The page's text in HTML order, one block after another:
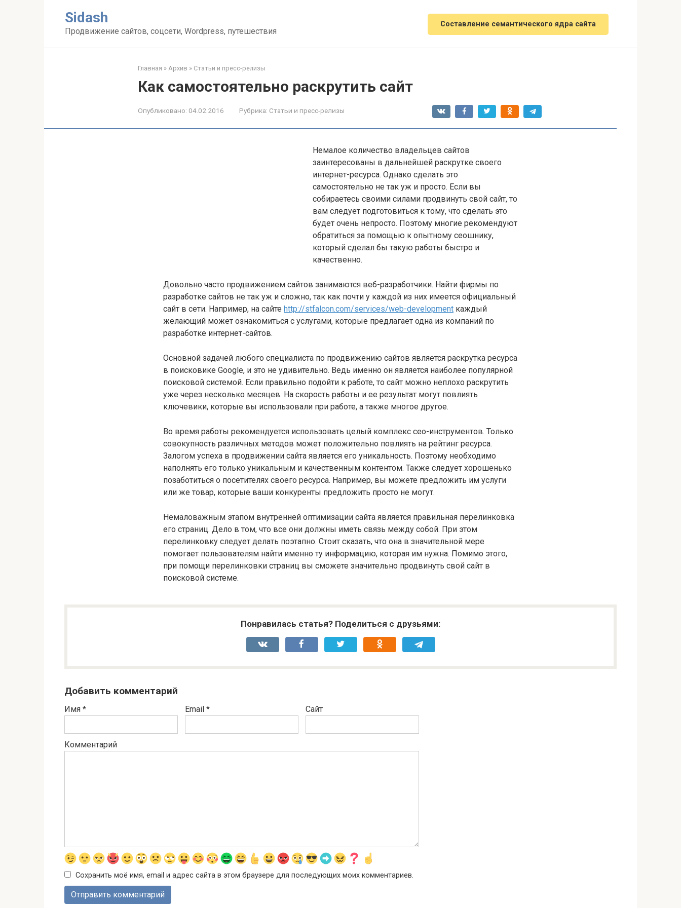
Sidash
Продвижение сайтов, соцсети, Wordpress, путешествия
Составление семантического ядра сайта
Главная » Архив » Статьи и пресс-релизы
Как самостоятельно раскрутить сайт
Опубликовано: 04.02.2016 Рубрика: Статьи и пресс-релизы
Немалое количество владельцев сайтов
заинтересованы в дальнейшей раскрутке своего
интернет-ресурса. Однако сделать это
самостоятельно не так уж и просто. Если вы
собираетесь своими силами продвинуть свой сайт, то
вам следует подготовиться к тому, что сделать это
будет очень непросто. Поэтому многие рекомендуют
обратиться за помощью к опытному сеошнику,
который сделал бы такую работы быстро и
качественно.
Довольно часто продвижением сайтов занимаются веб-разработчики. Найти фирмы по
разработке сайтов не так уж и сложно, так как почти у каждой из них имеется официальный
сайт в сети. Например, на сайте http://stfalcon.com/services/web-development каждый
желающий может ознакомиться с услугами, которые предлагает одна из компаний по
разработке интернет-сайтов.
Основной задачей любого специалиста по продвижению сайтов является раскрутка ресурса
в поисковике Google, и это не удивительно. Ведь именно он является наиболее популярной
поисковой системой. Если правильно подойти к работе, то сайт можно неплохо раскрутить
уже через несколько месяцев. На скорость работы и ее результат могут повлиять
ключевики, которые вы использовали при работе, а также многое другое.
Во время работы рекомендуется использовать целый комплекс сео-инструментов. Только
совокупность различных методов может положительно повлиять на рейтинг ресурса.
Залогом успеха в продвижении сайта является его уникальность. Поэтому необходимо
наполнять его только уникальным и качественным контентом. Также следует хорошенько
позаботиться о посетителях своего ресурса. Например, вы можете предложить им услуги
или же товар, которые ваши конкуренты предложить просто не могут.
Немаловажным этапом внутренней оптимизации сайта является правильная перелинковка
его страниц. Дело в том, что все они должны иметь связь между собой. При этом
перелинковку следует делать поэтапно. Стоит сказать, что она в значительной мере
помогает пользователям найти именно ту информацию, которая им нужна. Помимо этого,
при помощи перелинковки страниц вы сможете значительно продвинуть свой сайт в
поисковой системе.
Понравилась статья? Поделиться с друзьями:
Добавить комментарий
Имя * Email * Сайт
Комментарий
Сохранить моё имя, email и адрес сайта в этом браузере для последующих моих комментариев.